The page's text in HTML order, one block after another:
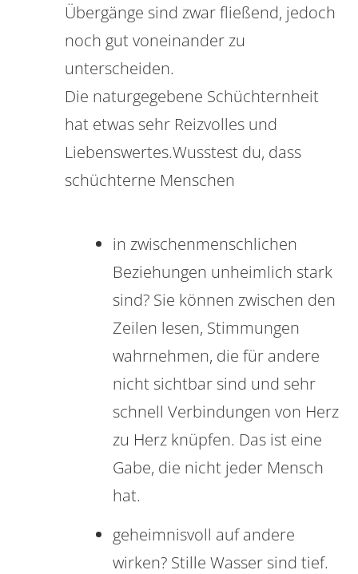
Übergänge sind zwar fließend, jedoch
noch gut voneinander zu
unterscheiden.
Die naturgegebene Schüchternheit
hat etwas sehr Reizvolles und
Liebenswertes.Wusstest du, dass
schüchterne Menschen
in zwischenmenschlichen
Beziehungen unheimlich stark
sind? Sie können zwischen den
Zeilen lesen, Stimmungen
wahrnehmen, die für andere
nicht sichtbar sind und sehr
schnell Verbindungen von Herz
zu Herz knüpfen. Das ist eine
Gabe, die nicht jeder Mensch
hat.
geheimnisvoll auf andere
wirken? Stille Wasser sind tief.